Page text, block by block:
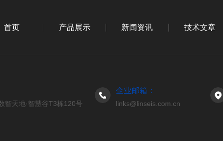
首页 产品展示 新闻资讯 技术文章
智天地·智慧谷T3栋120号
企业邮箱：
links@linseis.com.cn